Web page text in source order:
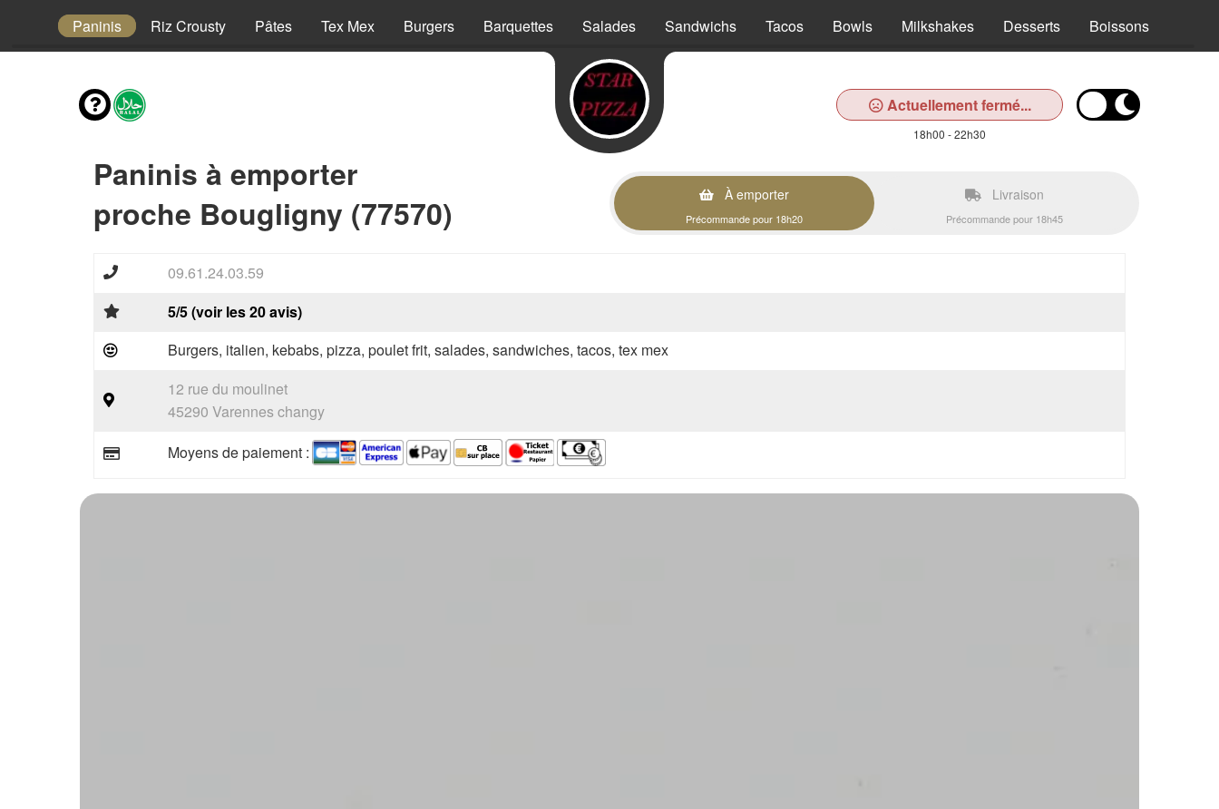
Paninis Riz Crousty Pâtes Tex Mex Burgers Barquettes Salades Sandwichs Tacos Bowls Milkshakes Desserts Boissons
Actuellement fermé...
18h00 - 22h30
Paninis à emporter
proche Bougligny (77570)
À emporter
Précommande pour 18h20
Livraison
Précommande pour 18h45
09.61.24.03.59
5/5 (voir les 20 avis)
Burgers, italien, kebabs, pizza, poulet frit, salades, sandwiches, tacos, tex mex
12 rue du moulinet
45290 Varennes changy
Moyens de paiement :